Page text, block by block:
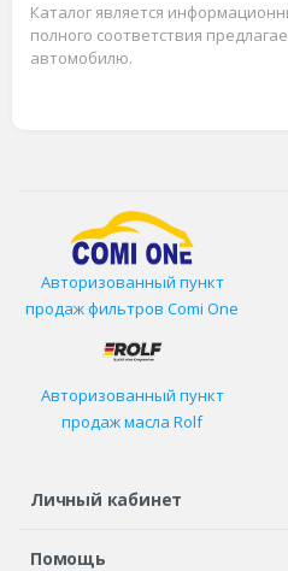
Каталог является
полного соответствия
автомобилю.
Авторизованный пункт
продаж фильтров Comi One
Авторизованный пункт
продаж масла Rolf
Личный кабинет
Регистрация или вход
Помощь